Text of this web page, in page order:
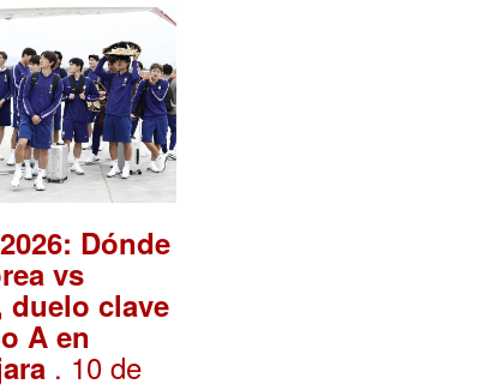
Dónde
vs
duelo clave
A en
. 10 de